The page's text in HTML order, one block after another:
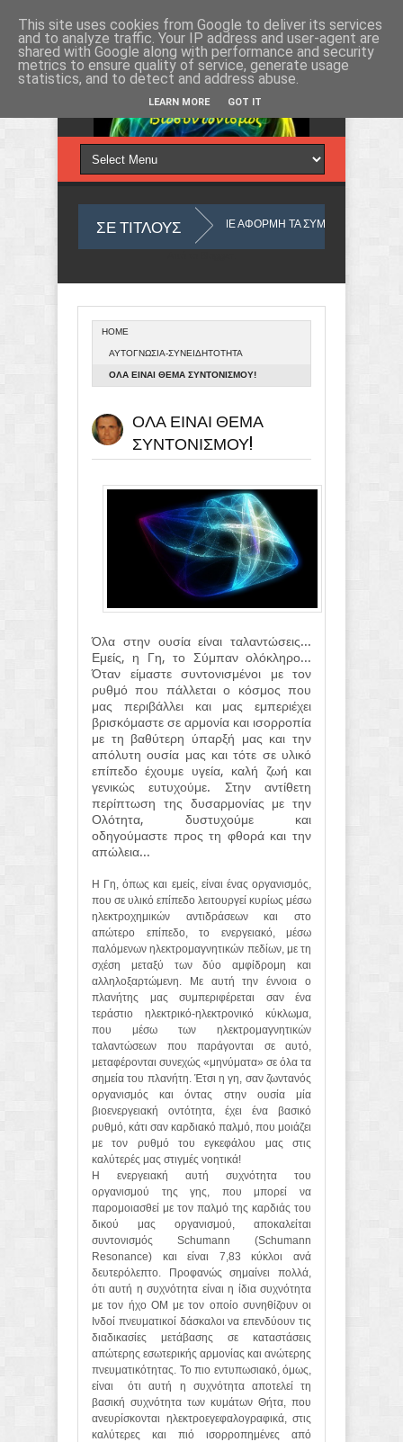
Κυριακή 9, Αυγ 2026
ΣΕ ΤΙΤΛΟΥΣΜΕ ΑΦΟΡΜΗ ΤΑ ΣΥΜΠΤΩΜΑΤΑ
Ο ΥΛΙΚΟΣ ΚΟΣΜΟΣ ΠΟΥ ΖΟΥΜΕ ΑΠΟ ΑΠΟΨΗ ΟΥΣΙΑΣ
HOME
ΑΥΤΟΓΝΩΣΙΑ-ΣΥΝΕΙΔΗΤΟΤΗΤΑ
ΟΛΑ ΕΙΝΑΙ ΘΕΜΑ ΣΥΝΤΟΝΙΣΜΟΥ!
ΟΛΑ ΕΙΝΑΙ ΘΕΜΑ
ΣΥΝΤΟΝΙΣΜΟΥ!
Όλα στην ουσία είναι ταλαντώσεις...
Εμείς, η Γη, το Σύμπαν ολόκληρο...
Όταν είμαστε συντονισμένοι με τον
ρυθμό που πάλλεται ο κόσμος που
μας περιβάλλει και μας εμπεριέχει
βρισκόμαστε σε αρμονία και ισορροπία
με τη βαθύτερη ύπαρξή μας και την
απόλυτη ουσία μας και τότε σε υλικό
επίπεδο έχουμε υγεία, καλή ζωή και
γενικώς ευτυχούμε. Στην αντίθετη
περίπτωση της δυσαρμονίας με την
Ολότητα, δυστυχούμε και
οδηγούμαστε προς τη φθορά και την
απώλεια...
Η Γη, όπως και εμείς, είναι ένας οργανισμός,
που σε υλικό επίπεδο λειτουργεί κυρίως μέσω
ηλεκτροχημικών αντιδράσεων και στο
απώτερο επίπεδο, το ενεργειακό, μέσω
παλόμενων ηλεκτρομαγνητικών πεδίων, με τη
σχέση μεταξύ των δύο αμφίδρομη και
αλληλοξαρτώμενη. Με αυτή την έννοια ο
πλανήτης μας συμπεριφέρεται σαν ένα
τεράστιο ηλεκτρικό-ηλεκτρονικό κύκλωμα,
που μέσω των ηλεκτρομαγνητικών
ταλαντώσεων που παράγονται σε αυτό,
μεταφέρονται συνεχώς «μηνύματα» σε όλα τα
σημεία του πλανήτη. Έτσι η γη, σαν ζωντανός
οργανισμός και όντας στην ουσία μία
βιοενεργειακή οντότητα, έχει ένα βασικό
ρυθμό, κάτι σαν καρδιακό παλμό, που μοιάζει
με τον ρυθμό του εγκεφάλου μας στις
καλύτερές μας στιγμές νοητικά!
Η ενεργειακή αυτή συχνότητα του
οργανισμού της γης, που μπορεί να
παρομοιασθεί με τον παλμό της καρδιάς του
δικού μας οργανισμού, αποκαλείται
συντονισμός Schumann (Schumann
Resonance) και είναι 7,83 κύκλοι ανά
δευτερόλεπτο. Προφανώς σημαίνει πολλά,
ότι αυτή η συχνότητα είναι η ίδια συχνότητα
με τον ήχο ΟΜ με τον οποίο συνηθίζουν οι
Ινδοί πνευματικοί δάσκαλοι να επενδύουν τις
διαδικασίες μετάβασης σε καταστάσεις
απώτερης εσωτερικής αρμονίας και ανώτερης
πνευματικότητας. Το πιο εντυπωσιακό, όμως,
είναι ότι αυτή η συχνότητα αποτελεί τη
βασική συχνότητα των κυμάτων Θήτα, που
ανευρίσκονται ηλεκτροεγεφαλογραφικά, στις
καλύτερες και πιό ισορροπημένες από
This site uses cookies from Google to deliver its services
and to analyze traffic. Your IP address and user-agent are
shared with Google along with performance and security
metrics to ensure quality of service, generate usage
statistics, and to detect and address abuse.
LEARN MORE GOT IT